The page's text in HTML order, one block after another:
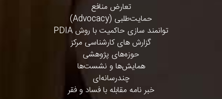
تعارض منافع
حمایت‌طلبی (Advocacy)
توانمند سازی حاکمیت با روش PDIA
گزارش های کارشناسی مرکز
حوزه‌های پژوهشی
همایش‌ها و نشست‌ها
چندرسانه‌ای
خبر نامه مقابله با فساد و فقر